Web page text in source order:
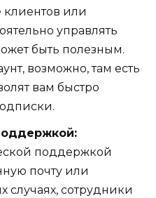
или
управлять
быть полезным.
возможно, там есть
вам быстро
поддержкой
почту или
случаях, сотрудники